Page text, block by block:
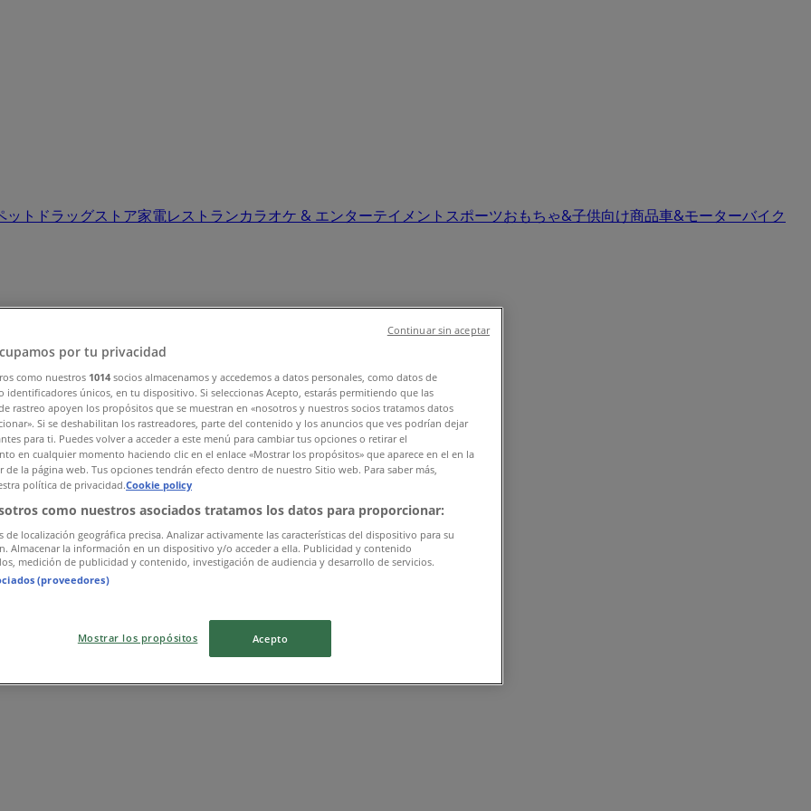
ット ドラッグストア家電レストランカラオケ & エンターテイメント スポーツおもちゃ&子供向け商品車&モーターバイク
ール (0)por tu privacidad
como nuestros 1014 socios almacenamos y accedemos a datos personales, como datos de
identificadores únicos, en tu dispositivo. Si seleccionas Acepto, estarás permitiendo que las
rastreo apoyen los propósitos que se muestran en «nosotros y nuestros socios tratamos datos
Si se deshabilitan los rastreadores, parte del contenido y los anuncios que ves podrían dejar
para ti. Puedes volver a acceder a este menú para cambiar tus opciones o retirar el
en cualquier momento haciendo clic en el enlace «Mostrar los propósitos» que aparece en el en la
de la página web. Tus opciones tendrán efecto dentro de nuestro Sitio web. Para saber más,
política de privacidad.Cookie policy
como nuestros asociados tratamos los datos para proporcionar:
de localización geográfica precisa. Analizar activamente las características del dispositivo para su
Almacenar la información en un dispositivo y/o acceder a ella. Publicidad y contenido
medición de publicidad y contenido, investigación de audiencia y desarrollo de servicios.
(proveedores)
Mostrar los propósitos Acepto
Continuar sin aceptar